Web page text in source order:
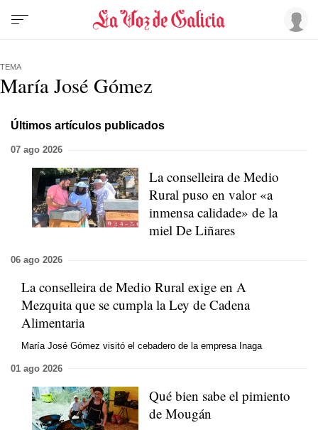
TEMA
María José Gómez
Últimos artículos publicados
07 ago 2026
La conselleira de Medio
Rural puso en valor «a
inmensa calidade» de la
miel De Liñares
06 ago 2026
La conselleira de Medio Rural exige en A
Mezquita que se cumpla la Ley de Cadena
Alimentaria
María José Gómez visitó el cebadero de la empresa Inaga
01 ago 2026
Qué bien sabe el pimiento
de Mougán